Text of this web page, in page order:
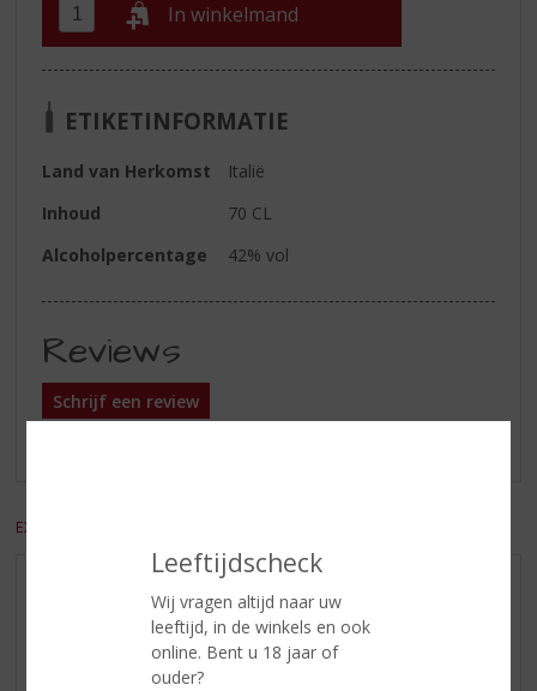
Leeftijdscheck
Wij vragen altijd naar uw
leeftijd, in de winkels en ook
online. Bent u 18 jaar of
ouder?
In winkelmand
ETIKETINFORMATIE
Land van Herkomst
Italië
Inhoud
70 CL
Alcoholpercentage
42% vol
Reviews
Schrijf een review
EXCL. BTW
AANBIEDINGEN
WIJN VAN DE MAAND
WHISKY VAN DE MAAND